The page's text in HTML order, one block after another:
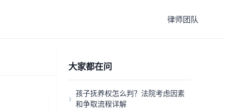
律师团队
大家都在问
孩子抚养权怎么判？法院考虑因素
和争取流程详解